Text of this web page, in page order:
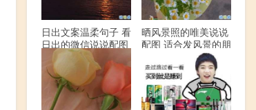
日出文案温柔句子 看
日出的微信说说配图
晒风景照的唯美说说
配图 适合发风景的朋